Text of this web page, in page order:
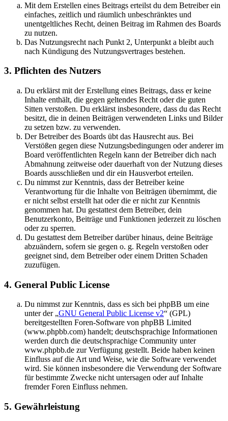
Mit dem Erstellen eines Beitrags erteilst du dem Betreiber ein
einfaches, zeitlich und räumlich unbeschränktes und
unentgeltliches Recht, deinen Beitrag im Rahmen des Boards
zu nutzen.
Das Nutzungsrecht nach Punkt 2, Unterpunkt a bleibt auch
nach Kündigung des Nutzungsvertrages bestehen.
3. Pflichten des Nutzers
Du erklärst mit der Erstellung eines Beitrags, dass er keine
Inhalte enthält, die gegen geltendes Recht oder die guten
Sitten verstoßen. Du erklärst insbesondere, dass du das Recht
besitzt, die in deinen Beiträgen verwendeten Links und Bilder
zu setzen bzw. zu verwenden.
Der Betreiber des Boards übt das Hausrecht aus. Bei
Verstößen gegen diese Nutzungsbedingungen oder anderer im
Board veröffentlichten Regeln kann der Betreiber dich nach
Abmahnung zeitweise oder dauerhaft von der Nutzung dieses
Boards ausschließen und dir ein Hausverbot erteilen.
Du nimmst zur Kenntnis, dass der Betreiber keine
Verantwortung für die Inhalte von Beiträgen übernimmt, die
er nicht selbst erstellt hat oder die er nicht zur Kenntnis
genommen hat. Du gestattest dem Betreiber, dein
Benutzerkonto, Beiträge und Funktionen jederzeit zu löschen
oder zu sperren.
Du gestattest dem Betreiber darüber hinaus, deine Beiträge
abzuändern, sofern sie gegen o. g. Regeln verstoßen oder
geeignet sind, dem Betreiber oder einem Dritten Schaden
zuzufügen.
4. General Public License
Du nimmst zur Kenntnis, dass es sich bei phpBB um eine
unter der „GNU General Public License v2“ (GPL)
bereitgestellten Foren-Software von phpBB Limited
(www.phpbb.com) handelt; deutschsprachige Informationen
werden durch die deutschsprachige Community unter
www.phpbb.de zur Verfügung gestellt. Beide haben keinen
Einfluss auf die Art und Weise, wie die Software verwendet
wird. Sie können insbesondere die Verwendung der Software
für bestimmte Zwecke nicht untersagen oder auf Inhalte
fremder Foren Einfluss nehmen.
5. Gewährleistung